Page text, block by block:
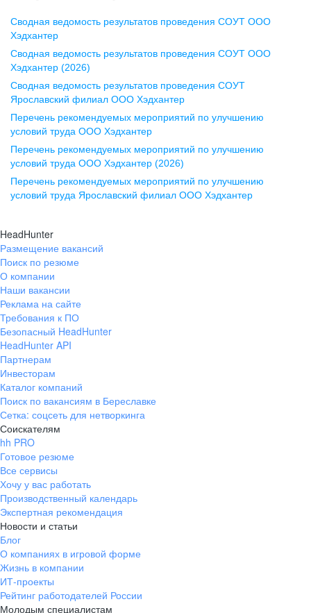
Воронеж
ул. Комиссаржевской, д. 10,
офис 1212
+7 473 280-05-05
pr@vrn.hh.ru
ул. Спартаковская, д. 2А, этаж 3,
помещение 15
+7 843 212-12-50
Екатеринбург
ул. Боевых Дружин, стр. 20,
+7 343 226-79-99
pr@ural.hh.ru
ул. Янковского, д. 169, 7 этаж,
706 каб.
+7 861 205-55-57
pr@krd.hh.ru
Владивосток
пер. Ланинский д. 4, офис 3.4
+7 423 202-33-28
pr@dv.hh.ru
Новосибирск
ул. Большевистская, д. 35,
помещение 21
+7 383 207-94-64
Сводная ведомость результатов проведения СОУТ ООО
Хэдхантер
Сводная ведомость результатов проведения СОУТ ООО
Хэдхантер (2026)
Сводная ведомость результатов проведения СОУТ
Ярославский филиал ООО Хэдхантер
Перечень рекомендуемых мероприятий по улучшению
условий труда ООО Хэдхантер
Перечень рекомендуемых мероприятий по улучшению
условий труда ООО Хэдхантер (2026)
Перечень рекомендуемых мероприятий по улучшению
условий труда Ярославский филиал ООО Хэдхантер
HeadHunter
Размещение вакансий
Поиск по резюме
О компании
Наши вакансии
Реклама на сайте
Требования к ПО
Безопасный HeadHunter
HeadHunter API
Партнерам
Инвесторам
Каталог компаний
Поиск по вакансиям в Береславке
Сетка: соцсеть для нетворкинга
Соискателям
hh PRO
Готовое резюме
Все сервисы
Хочу у вас работать
Производственный календарь
Экспертная рекомендация
Новости и статьи
Блог
О компаниях в игровой форме
Жизнь в компании
ИТ-проекты
Рейтинг работодателей России
Молодым специалистам